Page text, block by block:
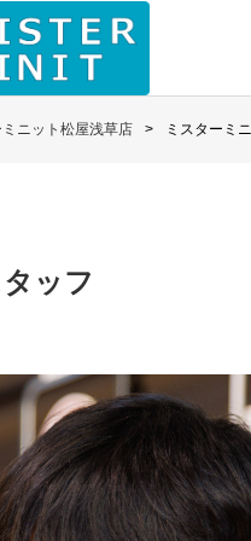
ミニット松屋浅草店 ミスターミ
ッフ